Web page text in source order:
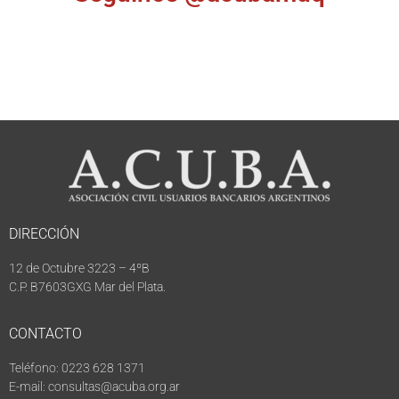
DIRECCIÓN
12 de Octubre 3223 – 4ºB
C.P. B7603GXG Mar del Plata.
CONTACTO
Teléfono: 0223 628 1371
E-mail: consultas@acuba.org.ar